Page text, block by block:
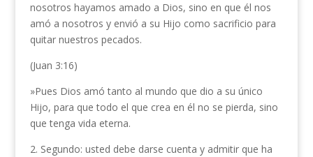
nosotros hayamos amado a Dios, sino en que él nos
amó a nosotros y envió a su Hijo como sacrificio para
quitar nuestros pecados.
(Juan 3:16)
»Pues Dios amó tanto al mundo que dio a su único
Hijo, para que todo el que crea en él no se pierda, sino
que tenga vida eterna.
2. Segundo: usted debe darse cuenta y admitir que ha